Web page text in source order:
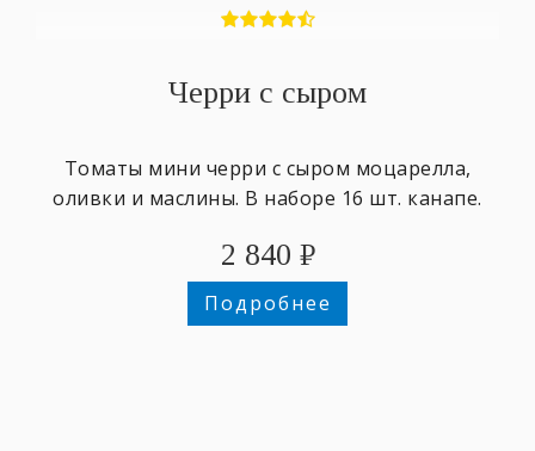
Черри с сыром
Томаты мини черри с сыром моцарелла,
оливки и маслины. В наборе 16 шт. канапе.
2 840 ₽
Подробнее